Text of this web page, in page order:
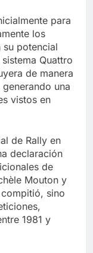
para
los
potencial
Quattro
de manera
una
vistos en
de Rally en
declaración
de
Mouton y
sino
1981 y